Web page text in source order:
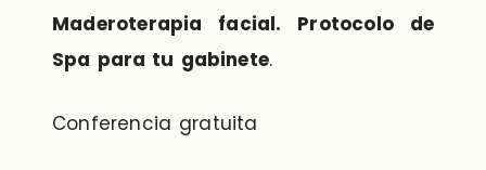
Maderoterapia facial. Protocolo de
Spa para tu gabinete.
Conferencia gratuita